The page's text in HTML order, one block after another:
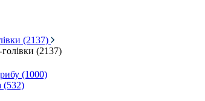
(2137)
(2137)
(1000)
(532)